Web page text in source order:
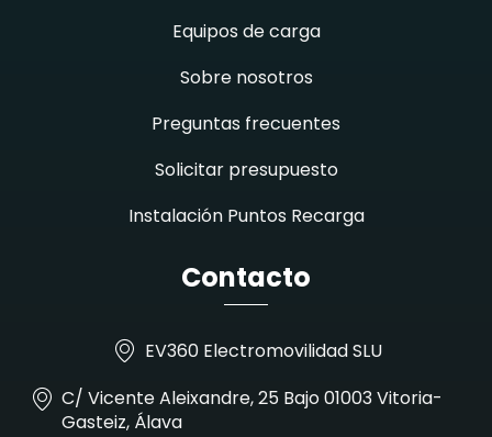
Equipos de carga
Sobre nosotros
Preguntas frecuentes
Solicitar presupuesto
Instalación Puntos Recarga
Contacto
EV360 Electromovilidad SLU
C/ Vicente Aleixandre, 25 Bajo 01003 Vitoria-
Gasteiz, Álava